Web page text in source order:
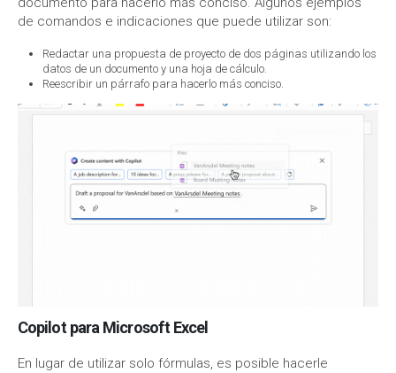
de comandos e indicaciones que puede utilizar son:
Redactar una propuesta de proyecto de dos páginas utilizando los
datos de un documento y una hoja de cálculo.
Reescribir un párrafo para hacerlo más conciso.
Copilot para Microsoft Excel
En lugar de utilizar solo fórmulas, es posible hacerle